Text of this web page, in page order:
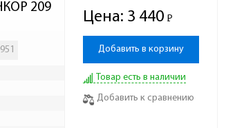
209
Цена: 3 440 Р
-
Добавить в корзину
Товар есть в наличии
Добавить к сравнению